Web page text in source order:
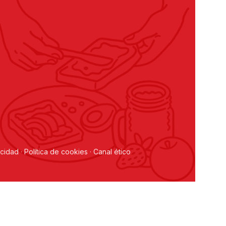
·Política de cookies · Canal ético